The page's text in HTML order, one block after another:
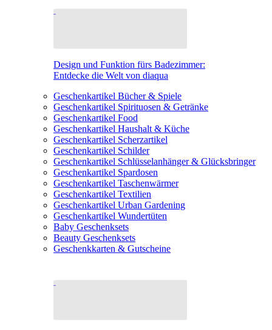
Design und Funktion fürs Badezimmer:
Entdecke die Welt von diaqua
Geschenkartikel Bücher & Spiele
Geschenkartikel Spirituosen & Getränke
Geschenkartikel Food
Geschenkartikel Haushalt & Küche
Geschenkartikel Scherzartikel
Geschenkartikel Schilder
Geschenkartikel Schlüsselanhänger & Glücksbringer
Geschenkartikel Spardosen
Geschenkartikel Taschenwärmer
Geschenkartikel Textilien
Geschenkartikel Urban Gardening
Geschenkartikel Wundertüten
Baby Geschenksets
Beauty Geschenksets
Geschenkkarten & Gutscheine